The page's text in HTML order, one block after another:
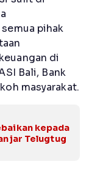
pihak
di
Bali, Bank
masyarakat.
kepada
Telugtug